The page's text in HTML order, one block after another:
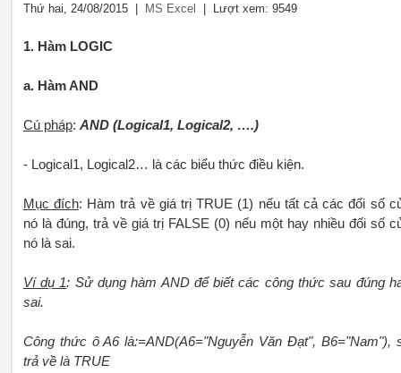
Thứ hai, 24/08/2015 | MS Excel | Lượt xem: 9549
1. Hàm LOGIC
a. Hàm AND
Cú pháp: AND (Logical1, Logical2, ….)
- Logical1, Logical2… là các biểu thức điều kiện.
Mục đích: Hàm trả về giá trị TRUE (1) nếu tất cả các đối số
nó là đúng, trả về giá trị FALSE (0) nếu một hay nhiều đối số
nó là sai.
Ví dụ 1: Sử dụng hàm AND để biết các công thức sau đúng
sai.
Công thức ô A6 là:=AND(A6="Nguyễn Văn Đạt", B6="Nam"),
trả về là TRUE